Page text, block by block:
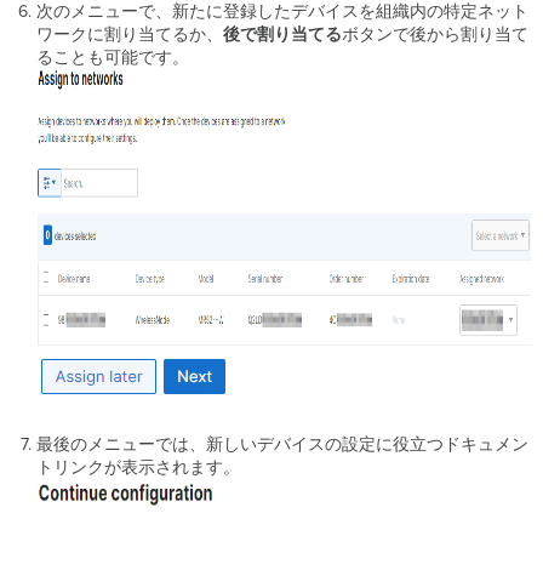
次のメニューで、新たに登録したデバイスを組織内の特定ネット
ワークに割り当てるか、 後で割り当てるボタンで後から割り当て
ることも可能です。
最後のメニューでは、新しいデバイスの設定に役立つドキュメン
トリンクが表示されます。